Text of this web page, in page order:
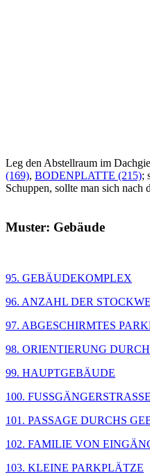
Leg den Abstellraum im
(169), BODENPLATTE (215);
Schuppen, sollte man sich nach
Muster: Gebäude
95. GEBÄUDEKOMPLEX
96. ANZAHL DER
97. ABGESCHIRMTES
98. ORIENTIERUNG
99. HAUPTGEBÄUDE
100. FUSSGÄNGERSTRASSE
101. PASSAGE DURCHS
102. FAMILIE VON
103. KLEINE PARKPLÄTZE